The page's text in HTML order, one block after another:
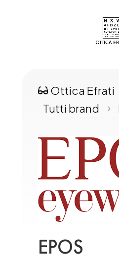
 Ottica Efrati
Tutti brand 5
EPOS